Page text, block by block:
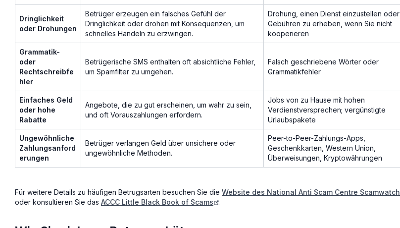
Dringlichkeit
oder Drohungen
Betrüger erzeugen ein falsches Gefühl der
Dringlichkeit oder drohen mit Konsequenzen, um
schnelles Handeln zu erzwingen.
Drohung, einen Dienst einzustellen oder
Gebühren zu erheben, wenn Sie nicht
kooperieren
Grammatik-
oder
Rechtschreibfe
hler
Betrügerische SMS enthalten oft absichtliche Fehler,
um Spamfilter zu umgehen.
Falsch geschriebene Wörter oder
Grammatikfehler
Einfaches Geld
oder hohe
Rabatte
Angebote, die zu gut erscheinen, um wahr zu sein,
und oft Vorauszahlungen erfordern.
Jobs von zu Hause mit hohen
Verdienstversprechen; vergünstigte
Urlaubspakete
Ungewöhnliche
Zahlungsanford
erungen
Betrüger verlangen Geld über unsichere oder
ungewöhnliche Methoden.
Peer-to-Peer-Zahlungs-Apps,
Geschenkkarten, Western Union,
Überweisungen, Kryptowährungen
Für weitere Details zu häufigen Betrugsarten besuchen Sie die Website des National Anti Scam Centre Scamwatch
oder konsultieren Sie das ACCC Little Black Book of Scams .